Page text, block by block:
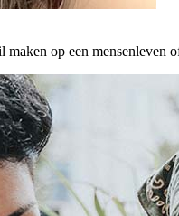
op een mensenleven